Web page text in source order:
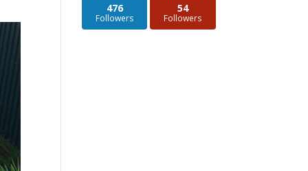
476
Followers
54
Followers